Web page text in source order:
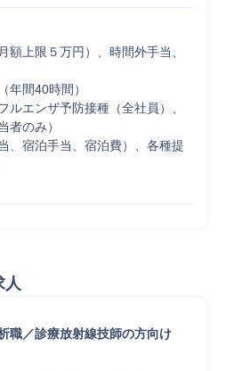
額上限５万円）、時間外手当、
年間40時間）
ルエンザ予防接種（全社員）、
者のみ）
、宿泊手当、宿泊費）、各種提
職金　等
人
職／診療放射線技師の方向け